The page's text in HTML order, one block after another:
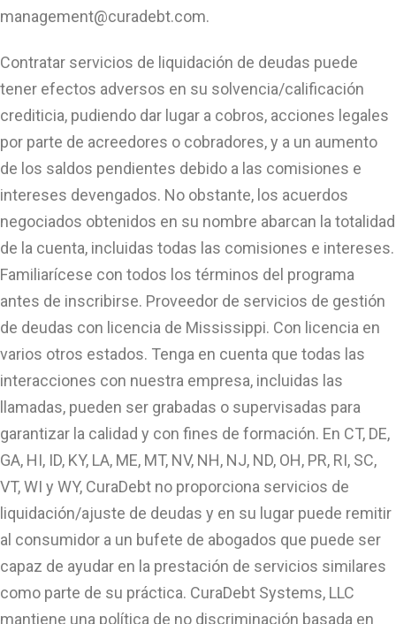
management@curadebt.com.
Contratar servicios de liquidación de deudas puede
tener efectos adversos en su solvencia/calificación
crediticia, pudiendo dar lugar a cobros, acciones legales
por parte de acreedores o cobradores, y a un aumento
de los saldos pendientes debido a las comisiones e
intereses devengados. No obstante, los acuerdos
negociados obtenidos en su nombre abarcan la totalidad
de la cuenta, incluidas todas las comisiones e intereses.
Familiarícese con todos los términos del programa
antes de inscribirse. Proveedor de servicios de gestión
de deudas con licencia de Mississippi. Con licencia en
varios otros estados. Tenga en cuenta que todas las
interacciones con nuestra empresa, incluidas las
llamadas, pueden ser grabadas o supervisadas para
garantizar la calidad y con fines de formación. En CT, DE,
GA, HI, ID, KY, LA, ME, MT, NV, NH, NJ, ND, OH, PR, RI, SC,
VT, WI y WY, CuraDebt no proporciona servicios de
liquidación/ajuste de deudas y en su lugar puede remitir
al consumidor a un bufete de abogados que puede ser
capaz de ayudar en la prestación de servicios similares
como parte de su práctica. CuraDebt Systems, LLC
mantiene una política de no discriminación basada en